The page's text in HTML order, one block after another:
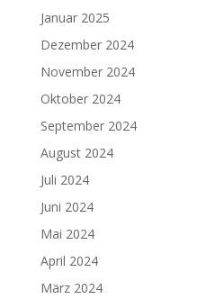
Januar 2025
Dezember 2024
November 2024
Oktober 2024
September 2024
August 2024
Juli 2024
Juni 2024
Mai 2024
April 2024
März 2024